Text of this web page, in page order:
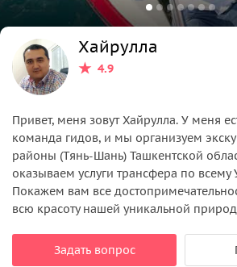
Хайрулла
4.9
Привет, меня зовут Хайрулла. У меня
команда гидов, и мы организуем
районы (Тянь-Шань) Ташкентской
оказываем услуги трансфера по всему
Покажем вам все
всю красоту нашей уникальной
Задать вопрос